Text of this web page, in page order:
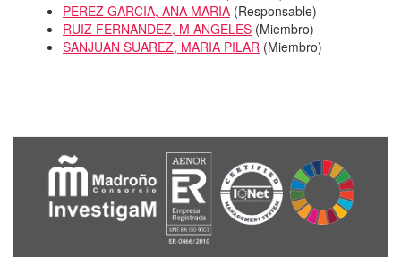
PEREZ GARCIA, ANA MARIA (Responsable)
RUIZ FERNANDEZ, M ANGELES (Miembro)
SANJUAN SUAREZ, MARIA PILAR (Miembro)